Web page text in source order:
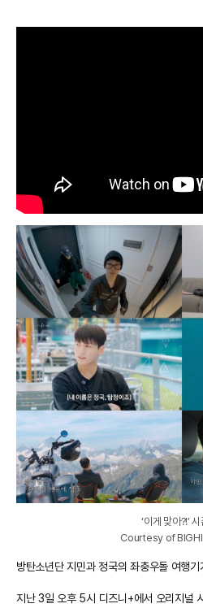
‘이게 맞아?!’
Courtesy of
방탄소년단 지민과 정국의 좌충우돌 여행
지난 3일 오후 5시 디즈니+에서 오리지널